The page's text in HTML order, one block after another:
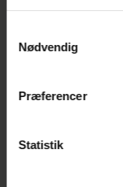
Vi anvender egne
generere statistik
Nødvendig
Præferencer
Statistik